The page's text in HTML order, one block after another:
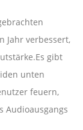
Jahr verbessert,
gibt
unten
feuern,
Audioausgangs